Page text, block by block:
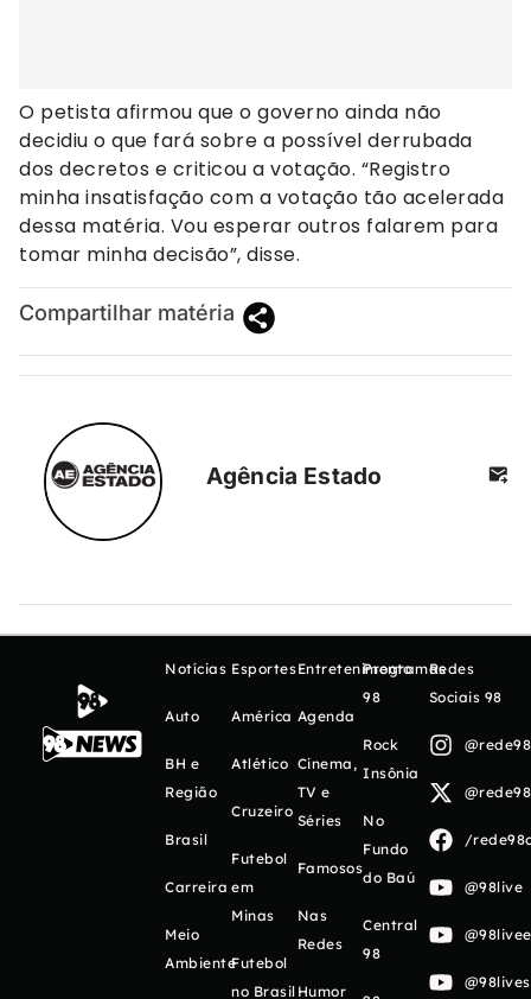
O petista afirmou que o governo ainda não
decidiu o que fará sobre a possível derrubada
dos decretos e criticou a votação. “Registro
minha insatisfação com a votação tão acelerada
dessa matéria. Vou esperar outros falarem para
tomar minha decisão”, disse.
Compartilhar matéria
Agência Estado
Notícias
Auto
BH e
Região
Brasil
Carreira
Meio
Ambiente
Esportes
América
Atlético
Cruzeiro
Futebol
em
Minas
Futebol
no Brasil
Entretenimento
Agenda
Cinema,
TV e
Séries
Famosos
Nas
Redes
Humor
Programas
98
Rock
Insônia
No
Fundo
do Baú
Central
98
Redes
Sociais 98
/
@98live